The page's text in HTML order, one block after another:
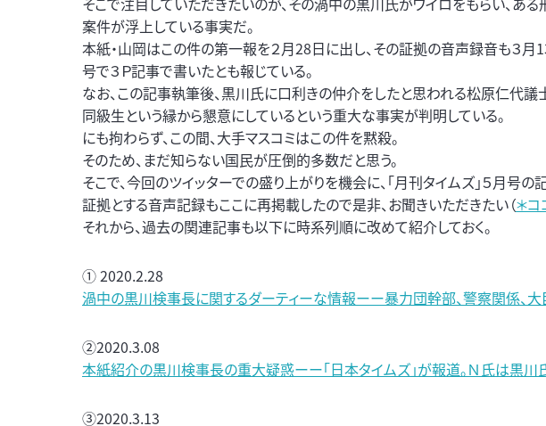
案件が浮上している事実だ。
本紙・山岡はこの件の第一報を２月28日に出し、その証拠の音声録音も３月
号で３Ｐ記事で書いたとも報じている。
なお、この記事執筆後、黒川氏に口利きの仲介をしたと思われる松原仁代議
同級生という縁から懇意にしているという重大な事実が判明している。
にも拘わらず、この間、大手マスコミはこの件を黙殺。
そのため、まだ知らない国民が圧倒的多数だと思う。
そこで、今回のツイッターでの盛り上がりを機会に、「月刊タイムズ」５月号
証拠とする音声記録もここに再掲載したので是非、お聞きいただきたい（＊コ
それから、過去の関連記事も以下に時系列順に改めて紹介しておく。
① 2020.2.28
渦中の黒川検事長に関するダーティーな情報ーー暴力団幹部、警察関係、
②2020.3.08
本紙紹介の黒川検事長の重大疑惑ーー「日本タイムズ」が報道。Ｎ氏は黒
③2020.3.13